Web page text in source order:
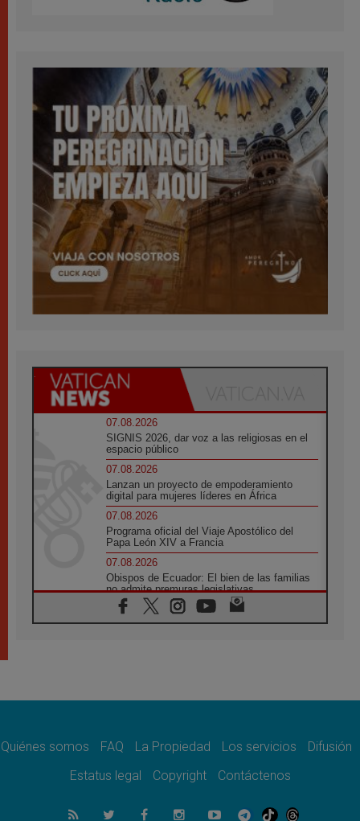
07.08.2026
SIGNIS 2026, dar voz a las religiosas en el
espacio público
07.08.2026
Lanzan un proyecto de empoderamiento
digital para mujeres líderes en África
07.08.2026
Programa oficial del Viaje Apostólico del
Papa León XIV a Francia
07.08.2026
Obispos de Ecuador: El bien de las familias
no admite premuras legislativas
06.08.2026
Cardenal Parolin: La paz comienza con la
06.08.2026
06.08.2026
«Hoy nos sentimos Iglesia»
Líbano: Reanudan los coloquios en Roma en
Quiénes somos FAQ La Propiedad Los servicios
Difusión
Estatus legal
Copyright Contáctenos